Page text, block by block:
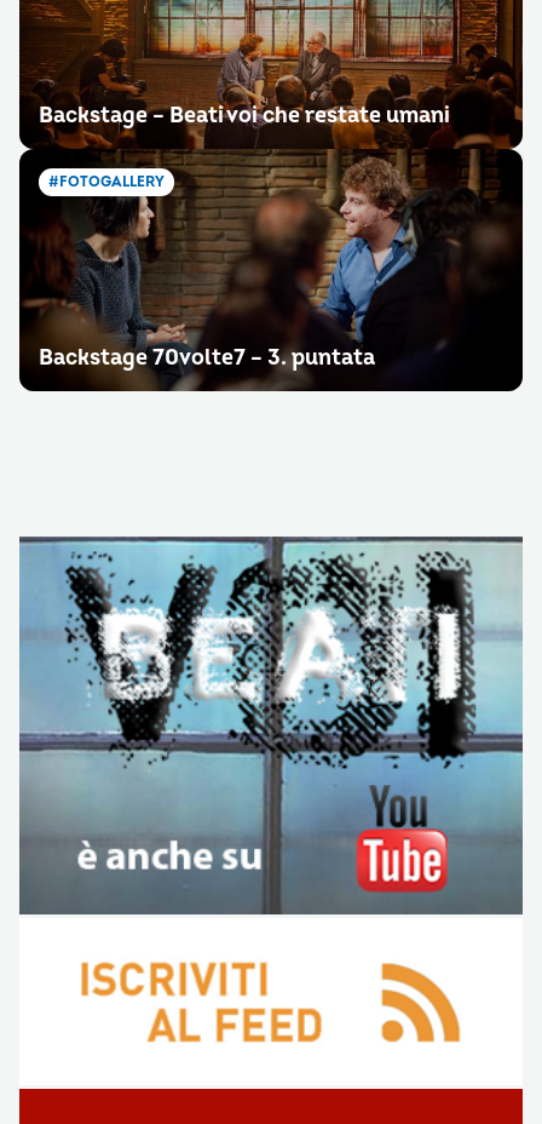
Backstage – Beati voi che restate umani
#FOTOGALLERY
Backstage 70volte7 – 3. puntata